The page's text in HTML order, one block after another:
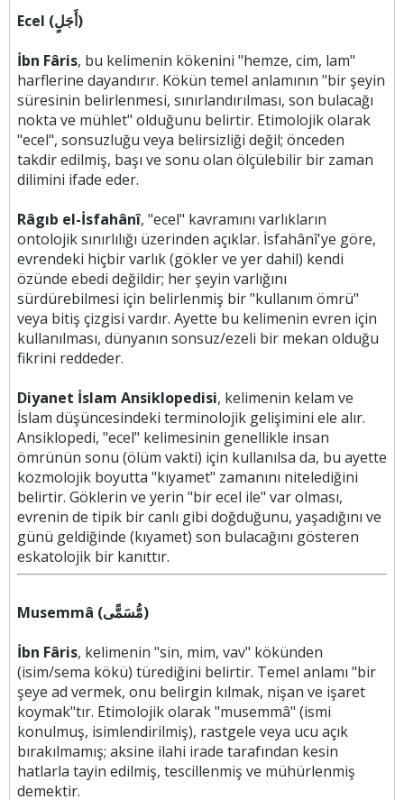
Ecel (أَجَلٍ)
İbn Fâris, bu kelimenin kökenini "hemze, cim, lam"
harflerine dayandırır. Kökün temel anlamının "bir şeyin
süresinin belirlenmesi, sınırlandırılması, son bulacağı
nokta ve mühlet" olduğunu belirtir. Etimolojik olarak
"ecel", sonsuzluğu veya belirsizliği değil; önceden
takdir edilmiş, başı ve sonu olan ölçülebilir bir zaman
dilimini ifade eder.
Râgıb el-İsfahânî, "ecel" kavramını varlıkların
ontolojik sınırlılığı üzerinden açıklar. İsfahânî'ye göre,
evrendeki hiçbir varlık (gökler ve yer dahil) kendi
özünde ebedi değildir; her şeyin varlığını
sürdürebilmesi için belirlenmiş bir "kullanım ömrü"
veya bitiş çizgisi vardır. Ayette bu kelimenin evren için
kullanılması, dünyanın sonsuz/ezeli bir mekan olduğu
fikrini reddeder.
Diyanet İslam Ansiklopedisi, kelimenin kelam ve
İslam düşüncesindeki terminolojik gelişimini ele alır.
Ansiklopedi, "ecel" kelimesinin genellikle insan
ömrünün sonu (ölüm vakti) için kullanılsa da, bu ayette
kozmolojik boyutta "kıyamet" zamanını nitelediğini
belirtir. Göklerin ve yerin "bir ecel ile" var olması,
evrenin de tipik bir canlı gibi doğduğunu, yaşadığını ve
günü geldiğinde (kıyamet) son bulacağını gösteren
eskatolojik bir kanıttır.
Musemmâ (مُّسَمًّى)
İbn Fâris, kelimenin "sin, mim, vav" kökünden
(isim/sema kökü) türediğini belirtir. Temel anlamı "bir
şeye ad vermek, onu belirgin kılmak, nişan ve işaret
koymak"tır. Etimolojik olarak "musemmâ" (ismi
konulmuş, isimlendirilmiş), rastgele veya ucu açık
bırakılmamış; aksine ilahi irade tarafından kesin
hatlarla tayin edilmiş, tescillenmiş ve mühürlenmiş
demektir.